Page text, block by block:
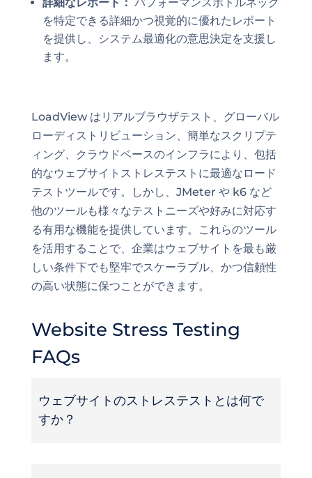
を特定できる詳細かつ視覚的に優れたレポート
を提供し、システム最適化の意思決定を支援し
ます。
LoadView はリアルブラウザテスト、グローバル
ローディストリビューション、簡単なスクリプテ
ィング、クラウドベースのインフラにより、包括
的なウェブサイトストレステストに最適なロード
テストツールです。しかし、JMeter や k6 など
他のツールも様々なテストニーズや好みに対応す
る有用な機能を提供しています。これらのツール
を活用することで、企業はウェブサイトを最も厳
しい条件下でも堅牢でスケーラブル、かつ信頼性
の高い状態に保つことができます。
Website Stress Testing
FAQs
ウェブサイトのストレステストとは何で
すか？